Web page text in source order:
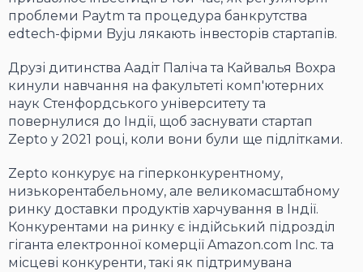
проблеми Paytm та процедура банкрутства
edtech-фірми Byju лякають інвесторів стартапів.
Друзі дитинства Аадіт Паліча та Кайвалья Вохра
кинули навчання на факультеті комп'ютерних
наук Стенфордського університету та
повернулися до Індії, щоб заснувати стартап
Zepto у 2021 році, коли вони були ще підлітками.
Zepto конкурує на гіперконкурентному,
низькорентабельному, але великомасштабному
ринку доставки продуктів харчування в Індії.
Конкурентами на ринку є індійський підрозділ
гіганта електронної комерції Amazon.com Inc. та
місцеві конкуренти, такі як підтримувана